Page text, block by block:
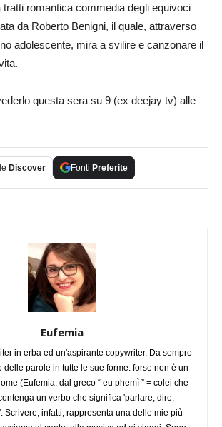
tratti romantica commedia degli equivoci
da Roberto Benigni, il quale, attraverso
adolescente, mira a svilire e canzonare il
questa sera su 9 (ex deejay tv) alle
Discover Fonti Preferite
Eufemia
in erba ed un'aspirante copywriter. Da sempre
delle parole in tutte le sue forme: forse non è un
(Eufemia, dal greco “ eu phemì ” = colei che
un verbo che significa 'parlare, dire,
Scrivere, infatti, rappresenta una delle mie più